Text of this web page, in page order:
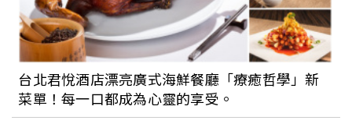
學生族群請注意！憑學生證7折吃石研室火
鍋、拿准考證用1500元睡捷絲旅台大尊賢
館
台北君悅酒店漂亮廣式海鮮餐廳「療癒哲學」新
菜單！每一口都成為心靈的享受。